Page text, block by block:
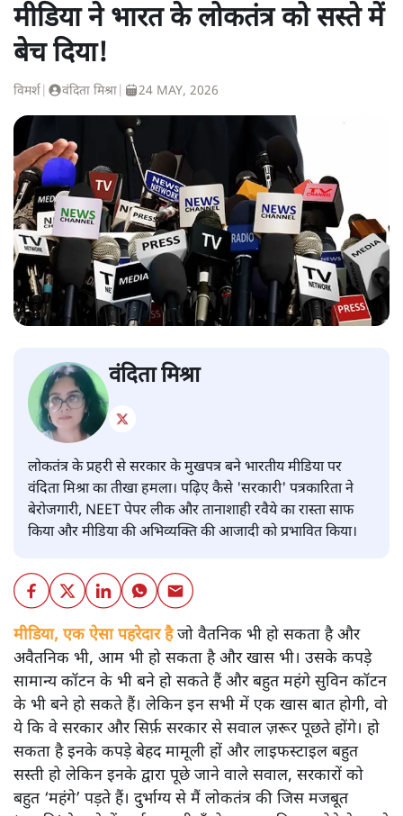
मीडिया ने भारत के लोकतंत्र को सस्ते में
बेच दिया!
विमर्श वंदिता मिश्रा 24 MAY, 2026
वंदिता मिश्रा
लोकतंत्र के प्रहरी से सरकार के मुखपत्र बने भारतीय मीडिया पर
वंदिता मिश्रा का तीखा हमला। पढ़िए कैसे 'सरकारी' पत्रकारिता ने
बेरोजगारी, NEET पेपर लीक और तानाशाही रवैये का रास्ता साफ
किया और मीडिया की अभिव्यक्ति की आजादी को प्रभावित किया।
मीडिया, एक ऐसा पहरेदार हैजो वैतनिक भी हो सकता है और
अवैतनिक भी, आम भी हो सकता है और खास भी। उसके कपड़े
सामान्य कॉटन के भी बने हो सकते हैं और बहुत महंगे सुविन कॉटन
के भी बने हो सकते हैं। लेकिन इन सभी में एक खास बात होगी, वो
ये कि वे सरकार और सिर्फ़ सरकार से सवाल ज़रूर पूछते होंगे। हो
सकता है इनके कपड़े बेहद मामूली हों और लाइफस्टाइल बहुत
सस्ती हो लेकिन इनके द्वारा पूछे जाने वाले सवाल, सरकारों को
बहुत ‘महंगे’ पड़ते हैं। दुर्भाग्य से मैं लोकतंत्र की जिस मजबूत